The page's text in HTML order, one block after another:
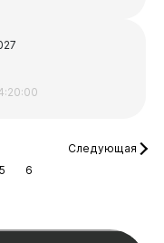
5 6
Следующая